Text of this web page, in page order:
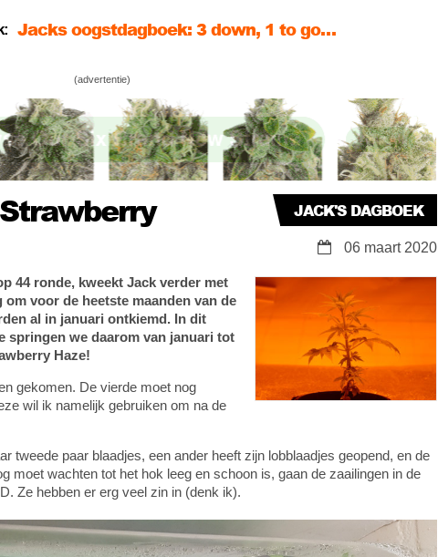
Oogsten, toprot & op naar de 20 weckpotten vol!
Top 44 zit erop! Door naar de volgende ronde…
(advertentie)
JACK'S DAGBOEK
06 maart 2020
44 ronde, kweekt Jack verder met
voor de heetste maanden van de
al in januari ontkiemd. In dit
springen we daarom van januari tot
Haze!
gekomen. De vierde moet nog
wil ik namelijk gebruiken om na de
tweede paar blaadjes, een ander heeft zijn lobblaadjes geopend, en de
moet wachten tot het hok leeg en schoon is, gaan de zaailingen in de
Ze hebben er erg veel zin in (denk ik).